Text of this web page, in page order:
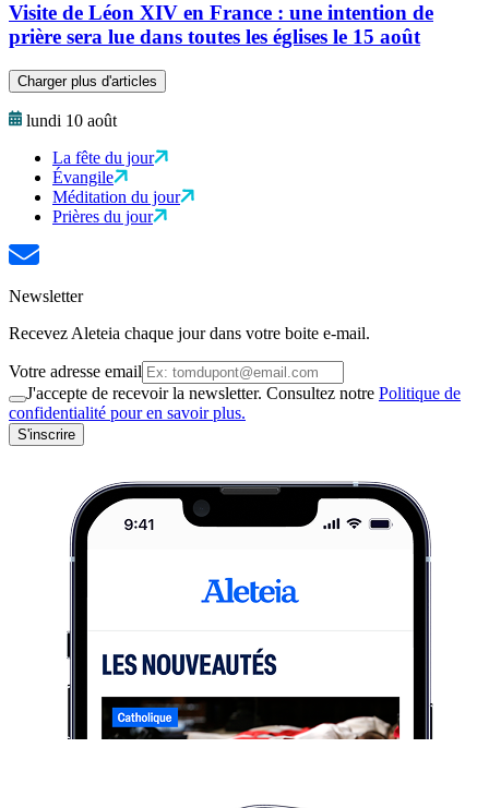
Visite de Léon XIV en France : une intention de
prière sera lue dans toutes les églises le 15 août
Charger plus d'articles
lundi 10 août
La fête du jour
Évangile
Méditation du jour
Prières du jour
Newsletter
Recevez Aleteia chaque jour dans votre boite e-mail.
Votre adresse email
J'accepte de recevoir la newsletter. Consultez notre Politique de
confidentialité pour en savoir plus.
S'inscrire